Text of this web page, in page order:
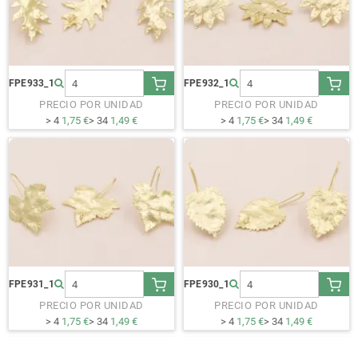
FPE933_1
PRECIO POR UNIDAD
> 4 1,75 €> 34 1,49 €
FPE932_1
PRECIO POR UNIDAD
> 4 1,75 €> 34 1,49 €
FPE931_1
PRECIO POR UNIDAD
> 4 1,75 €> 34 1,49 €
FPE930_1
PRECIO POR UNIDAD
> 4 1,75 €> 34 1,49 €